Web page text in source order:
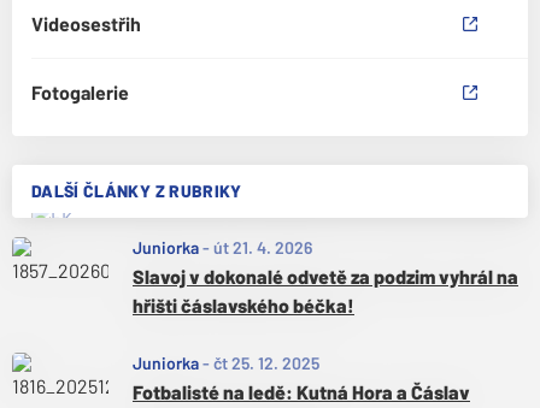
Videosestřih
Fotogalerie
DALŠÍ ČLÁNKY Z RUBRIKY
Juniorka- út 21. 4. 2026
Slavoj v dokonalé odvetě za podzim vyhrál na
hřišti čáslavského béčka!
Juniorka- čt 25. 12. 2025
Fotbalisté na ledě: Kutná Hora a Čáslav